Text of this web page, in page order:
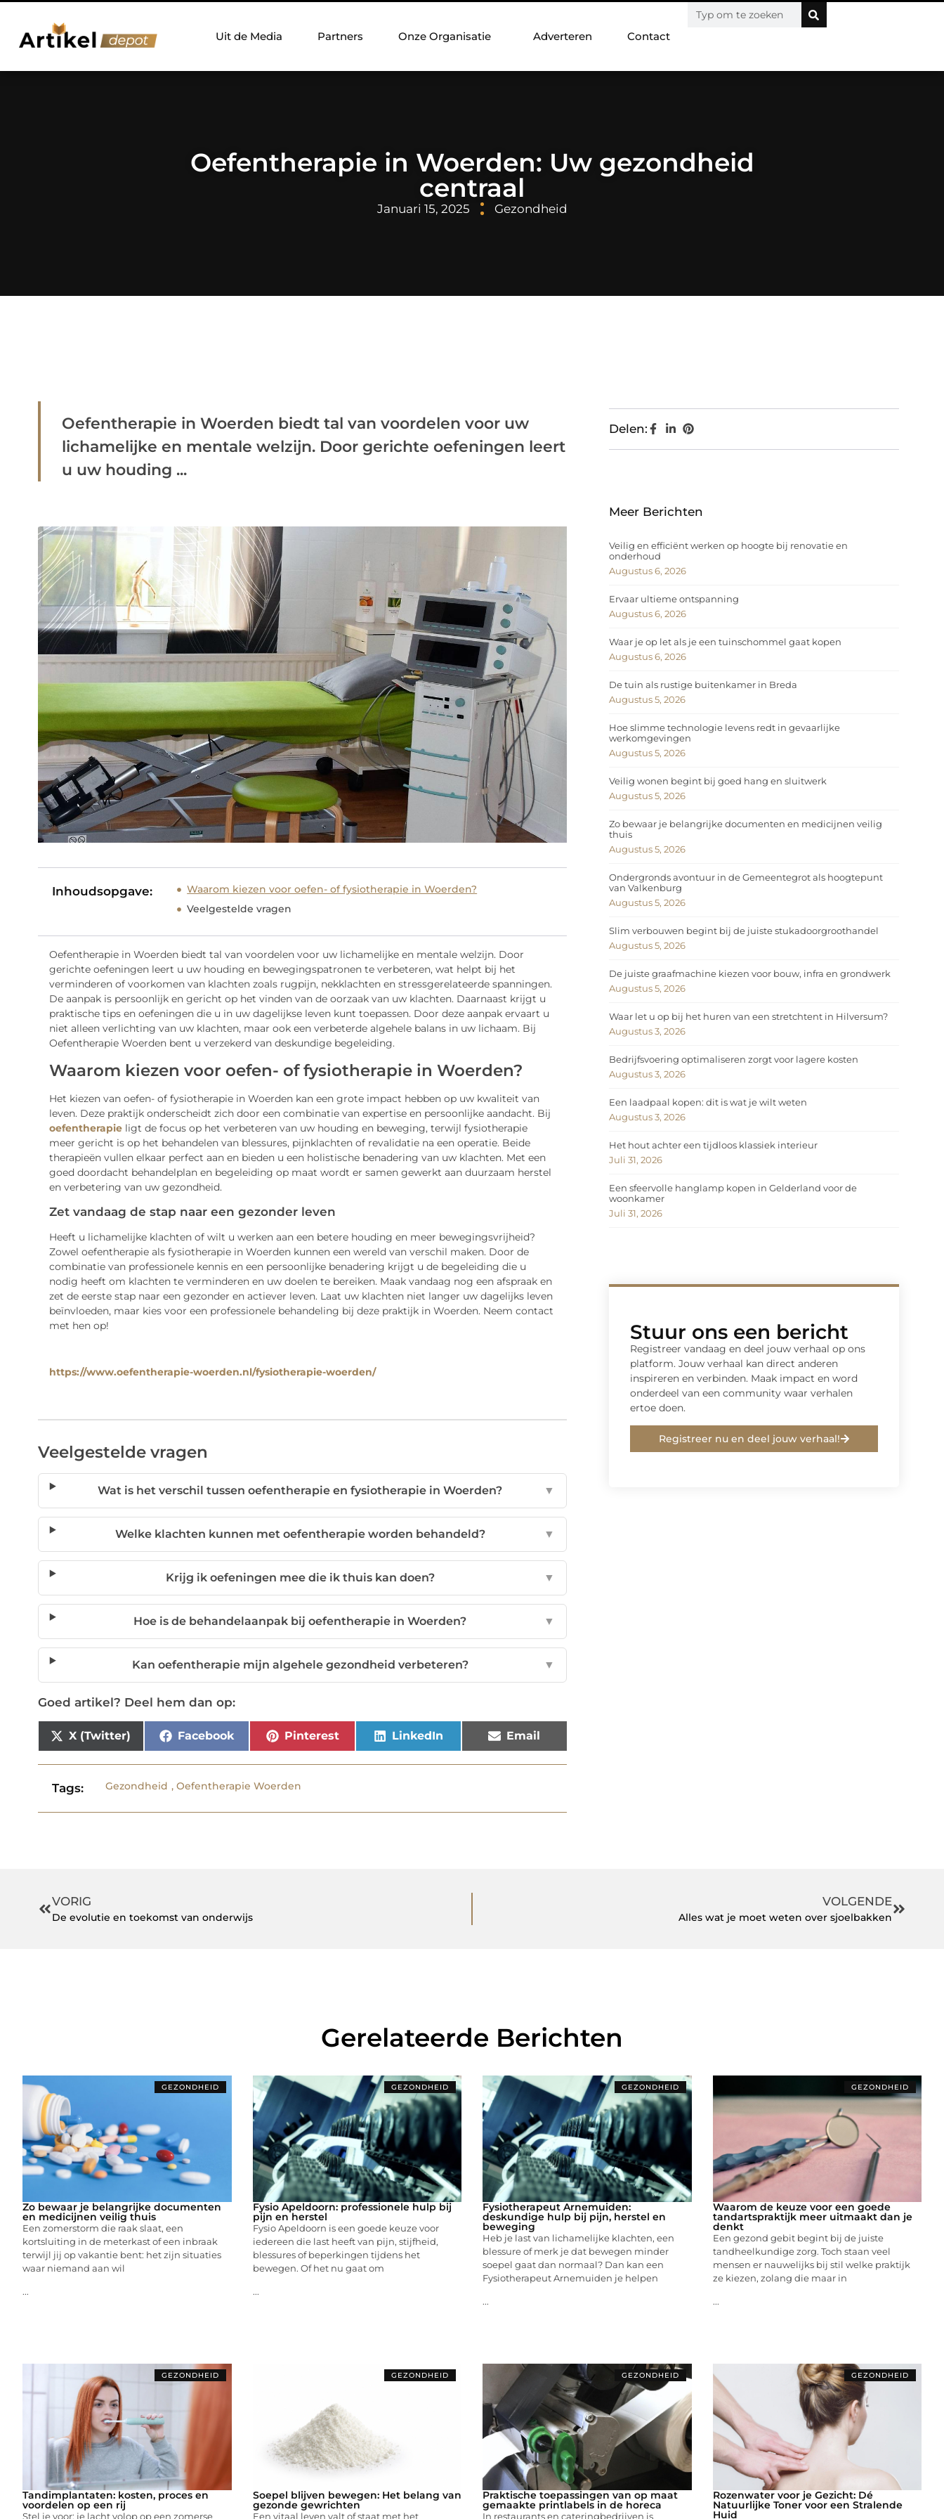
Uit de Media Partners Onze Organisatie Adverteren Contact
Oefentherapie in Woerden: Uw gezondheid
centraal
Januari 15, 2025 Gezondheid
Oefentherapie in Woerden biedt tal van voordelen voor uw
lichamelijke en mentale welzijn. Door gerichte oefeningen leert
u uw houding ...
Inhoudsopgave:
Waarom kiezen voor oefen- of fysiotherapie in Woerden?
Veelgestelde vragen
Oefentherapie in Woerden biedt tal van voordelen voor uw lichamelijke en mentale welzijn. Door
gerichte oefeningen leert u uw houding en bewegingspatronen te verbeteren, wat helpt bij het
verminderen of voorkomen van klachten zoals rugpijn, nekklachten en stressgerelateerde spanningen.
De aanpak is persoonlijk en gericht op het vinden van de oorzaak van uw klachten. Daarnaast krijgt u
praktische tips en oefeningen die u in uw dagelijkse leven kunt toepassen. Door deze aanpak ervaart u
niet alleen verlichting van uw klachten, maar ook een verbeterde algehele balans in uw lichaam. Bij
Oefentherapie Woerden bent u verzekerd van deskundige begeleiding.
Waarom kiezen voor oefen- of fysiotherapie in Woerden?
Het kiezen van oefen- of fysiotherapie in Woerden kan een grote impact hebben op uw kwaliteit van
leven. Deze praktijk onderscheidt zich door een combinatie van expertise en persoonlijke aandacht. Bij
oefentherapieligt de focus op het verbeteren van uw houding en beweging, terwijl fysiotherapie
meer gericht is op het behandelen van blessures, pijnklachten of revalidatie na een operatie. Beide
therapieën vullen elkaar perfect aan en bieden u een holistische benadering van uw klachten. Met een
goed doordacht behandelplan en begeleiding op maat wordt er samen gewerkt aan duurzaam herstel
en verbetering van uw gezondheid.
Zet vandaag de stap naar een gezonder leven
Heeft u lichamelijke klachten of wilt u werken aan een betere houding en meer bewegingsvrijheid?
Zowel oefentherapie als fysiotherapie in Woerden kunnen een wereld van verschil maken. Door de
combinatie van professionele kennis en een persoonlijke benadering krijgt u de begeleiding die u
nodig heeft om klachten te verminderen en uw doelen te bereiken. Maak vandaag nog een afspraak en
zet de eerste stap naar een gezonder en actiever leven. Laat uw klachten niet langer uw dagelijks leven
beïnvloeden, maar kies voor een professionele behandeling bij deze praktijk in Woerden. Neem contact
met hen op!
https://www.oefentherapie-woerden.nl/fysiotherapie-woerden/
Veelgestelde vragen
Wat is het verschil tussen oefentherapie en fysiotherapie in Woerden? ▼
Welke klachten kunnen met oefentherapie worden behandeld? ▼
Krijg ik oefeningen mee die ik thuis kan doen? ▼
Hoe is de behandelaanpak bij oefentherapie in Woerden? ▼
Kan oefentherapie mijn algehele gezondheid verbeteren? ▼
Goed artikel? Deel hem dan op:
X (Twitter) Facebook Pinterest LinkedIn Email
Tags: Gezondheid ,Oefentherapie Woerden
Delen:
Meer Berichten
Veilig en efficiënt werken op hoogte bij renovatie en
onderhoud
Augustus 6, 2026
Ervaar ultieme ontspanning
Augustus 6, 2026
Waar je op let als je een tuinschommel gaat kopen
Augustus 6, 2026
De tuin als rustige buitenkamer in Breda
Augustus 5, 2026
Hoe slimme technologie levens redt in gevaarlijke
werkomgevingen
Augustus 5, 2026
Veilig wonen begint bij goed hang en sluitwerk
Augustus 5, 2026
Zo bewaar je belangrijke documenten en medicijnen veilig
thuis
Augustus 5, 2026
Ondergronds avontuur in de Gemeentegrot als hoogtepunt
van Valkenburg
Augustus 5, 2026
Slim verbouwen begint bij de juiste stukadoorgroothandel
Augustus 5, 2026
De juiste graafmachine kiezen voor bouw, infra en grondwerk
Augustus 5, 2026
Waar let u op bij het huren van een stretchtent in Hilversum?
Augustus 3, 2026
Bedrijfsvoering optimaliseren zorgt voor lagere kosten
Augustus 3, 2026
Een laadpaal kopen: dit is wat je wilt weten
Augustus 3, 2026
Het hout achter een tijdloos klassiek interieur
Juli 31, 2026
Een sfeervolle hanglamp kopen in Gelderland voor de
woonkamer
Juli 31, 2026
Stuur ons een bericht
Registreer vandaag en deel jouw verhaal op ons
platform. Jouw verhaal kan direct anderen
inspireren en verbinden. Maak impact en word
onderdeel van een community waar verhalen
ertoe doen.
Registreer nu en deel jouw verhaal!
VORIG
De evolutie en toekomst van onderwijs
VOLGENDE
Alles wat je moet weten over sjoelbakken
Gerelateerde Berichten
GEZONDHEID
Zo bewaar je belangrijke documenten
en medicijnen veilig thuis
Een zomerstorm die raak slaat, een
kortsluiting in de meterkast of een inbraak
terwijl jij op vakantie bent: het zijn situaties
waar niemand aan wil
...
GEZONDHEID
Fysio Apeldoorn: professionele hulp bij
pijn en herstel
Fysio Apeldoorn is een goede keuze voor
iedereen die last heeft van pijn, stijfheid,
blessures of beperkingen tijdens het
bewegen. Of het nu gaat om
...
GEZONDHEID
Fysiotherapeut Arnemuiden:
deskundige hulp bij pijn, herstel en
beweging
Heb je last van lichamelijke klachten, een
blessure of merk je dat bewegen minder
soepel gaat dan normaal? Dan kan een
Fysiotherapeut Arnemuiden je helpen
...
GEZONDHEID
Waarom de keuze voor een goede
tandartspraktijk meer uitmaakt dan je
denkt
Een gezond gebit begint bij de juiste
tandheelkundige zorg. Toch staan veel
mensen er nauwelijks bij stil welke praktijk
ze kiezen, zolang die maar in
...
GEZONDHEID
Tandimplantaten: kosten, proces en
voordelen op een rij
Stel je voor: je lacht volop op een zomerse
GEZONDHEID
Soepel blijven bewegen: Het belang van
gezonde gewrichten
Een vitaal leven valt of staat met het
GEZONDHEID
Praktische toepassingen van op maat
gemaakte printlabels in de horeca
In restaurants en cateringbedrijven is
GEZONDHEID
Rozenwater voor je Gezicht: Dé
Natuurlijke Toner voor een Stralende
Huid